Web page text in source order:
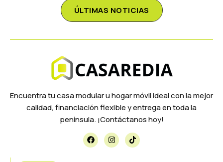
ÚLTIMAS NOTICIAS
Encuentra tu casa modular u hogar móvil ideal con la mejor
calidad, financiación flexible y entrega en toda la
península. ¡Contáctanos hoy!